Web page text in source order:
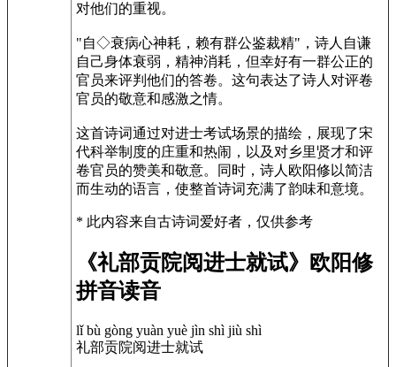
对他们的重视。
"自◇衰病心神耗，赖有群公鉴裁精"，诗人自谦
自己身体衰弱，精神消耗，但幸好有一群公正的
官员来评判他们的答卷。这句表达了诗人对评卷
官员的敬意和感激之情。
这首诗词通过对进士考试场景的描绘，展现了宋
代科举制度的庄重和热闹，以及对乡里贤才和评
卷官员的赞美和敬意。同时，诗人欧阳修以简洁
而生动的语言，使整首诗词充满了韵味和意境。
* 此内容来自古诗词爱好者，仅供参考
《礼部贡院阅进士就试》欧阳修
拼音读音
lǐ bù gòng yuàn yuè jìn shì jiù shì
礼部贡院阅进士就试